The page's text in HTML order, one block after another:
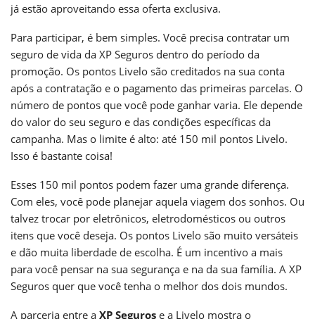
já estão aproveitando essa oferta exclusiva.
Para participar, é bem simples. Você precisa contratar um
seguro de vida da XP Seguros dentro do período da
promoção. Os pontos Livelo são creditados na sua conta
após a contratação e o pagamento das primeiras parcelas. O
número de pontos que você pode ganhar varia. Ele depende
do valor do seu seguro e das condições específicas da
campanha. Mas o limite é alto: até 150 mil pontos Livelo.
Isso é bastante coisa!
Esses 150 mil pontos podem fazer uma grande diferença.
Com eles, você pode planejar aquela viagem dos sonhos. Ou
talvez trocar por eletrônicos, eletrodomésticos ou outros
itens que você deseja. Os pontos Livelo são muito versáteis
e dão muita liberdade de escolha. É um incentivo a mais
para você pensar na sua segurança e na da sua família. A XP
Seguros quer que você tenha o melhor dos dois mundos.
A parceria entre a XP Seguros e a Livelo mostra o